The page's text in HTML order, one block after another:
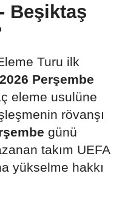
Beşiktaş
Turu ilk
Perşembe
eleme usulüne
rövanşı
günü
takım UEFA
yükselme hakkı